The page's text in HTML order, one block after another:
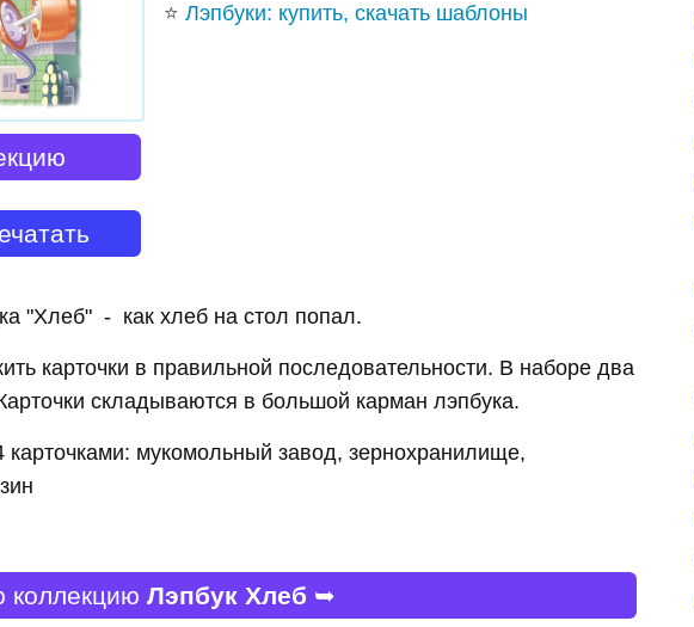
⭐Лэпбуки: купить, скачать шаблоны
"Хлеб" - как хлеб на стол попал.
карточки в правильной последовательности. В наборе два
складываются в большой карман лэпбука.
карточками: мукомольный завод, зернохранилище,
коллекцию Лэпбук Хлеб ➥